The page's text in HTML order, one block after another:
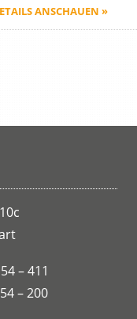
ANSCHAUEN »
– 411
– 200